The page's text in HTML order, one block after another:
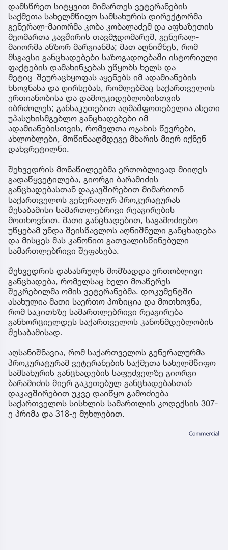
დამსწრეთ სიტყვით მიმართეს ვეტერანების
საქმეთა სახელმწიფო სამსახურის დირექტორმა
გენერალ-მაიორმა კობა კობალაძემ და აფხაზეთის
მეომართა კავშირის თავმჯდომარემ, გენერალ-
მაიორმა ანზორ მარგიანმა; მათ აღნიშნეს, რომ
მსგავსი განცხადებები საზოგადოებაში ისტორიული
ფაქტების დამახინჯებას უწყობს ხელს და
მეტიც_შეურაცხყოფას აყენებს იმ ადამიანების
ხსოვნასა და ღირსებას, რომლებმაც საქართველოს
ერთიანობისა და დამოუკიდებლობისთვის
იბრძოლეს; განსაკუთებით აღმაშფოთებელია ასეთი
უპასუხისმგებლო განცხადებები იმ
ადამიანებისთვის, რომელთა ოჯახის წევრები,
ახლობლები, მოწინააღმდეგე მხარის მიერ იქნენ
დახვრეტილნი.
შეხვედრის მონაწილეებმა ერთობლივად მიიღეს
გადაწყვეტილება, გიორგი ბარამიძის
განცხადებასთან დაკავშირებით მიმართონ
საქართველოს გენერალურ პროკურატურას
შესაბამისი სამართლებრივი რეაგირების
მოთხოვნით. მათი განცხადებით, საგამოძიებო
უწყებამ უნდა შეისწავლოს აღნიშნული განცხადება
და მისცეს მას კანონით გათვალისწინებული
სამართლებრივი შეფასება.
შეხვედრის დასასრულს მომზადდა ერთობლივი
განცხადება, რომელსაც ხელი მოაწერეს
შეკრებილმა ომის ვეტერანებმა. დოკუმენტში
ასახულია მათი საერთო პოზიცია და მოთხოვნა,
რომ საკითხზე სამართლებრივი რეაგირება
განხორციელდეს საქართველოს კანონმდებლობის
შესაბამისად.
აღსანიშნავია, რომ საქართველოს გენერალურმა
პროკურატურამ ვეტერანების საქმეთა სახელმწიფო
სამსახურის განცხადების საფუძველზე გიორგი
ბარამიძის მიერ გაკეთებულ განცხადებასთან
დაკავშირებით უკვე დაიწყო გამოძიება
საქართველოს სისხლის სამართლის კოდექსის 307-
ე პრიმა და 318-ე მუხლებით.